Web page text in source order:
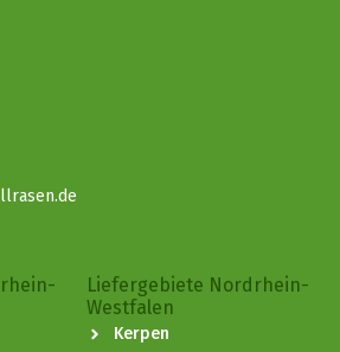
Liefergebiete Nordrhein-
Westfalen
Kerpen